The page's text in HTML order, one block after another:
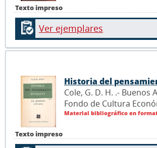
Texto impreso
Ver ejemplares
Texto impreso
Historia del
Cole, G. D. H. .- Buenos
Fondo de Cultura
Material bibliográfico en